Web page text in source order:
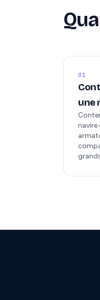
01
une